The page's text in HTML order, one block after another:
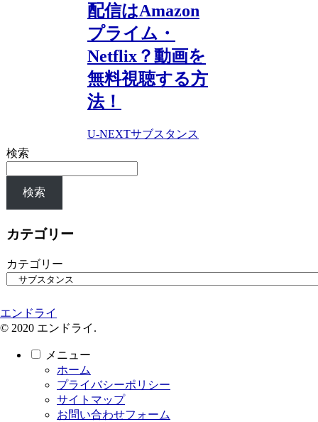
配信はAmazon
プライム・
Netflix？動画を
無料視聴する方
法！
U-NEXTサブスタンス
検索
検索
カテゴリー
カテゴリー
エンドライ
© 2020 エンドライ.
メニュー
ホーム
プライバシーポリシー
サイトマップ
お問い合わせフォーム